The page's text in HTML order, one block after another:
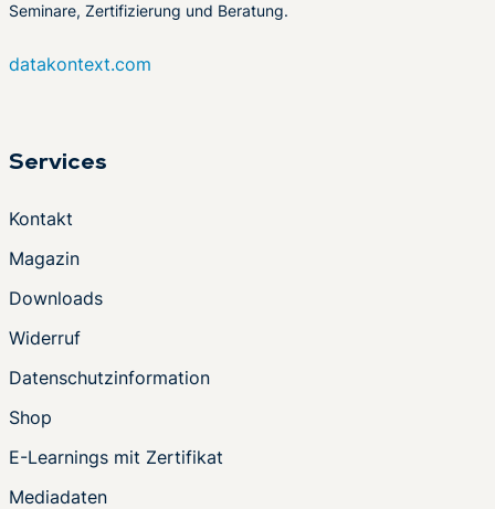
Seminare, Zertifizierung und Beratung.
datakontext.com
Services
Kontakt
Magazin
Downloads
Widerruf
Datenschutzinformation
Shop
E-Learnings mit Zertifikat
Mediadaten